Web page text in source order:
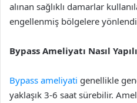
alınan sağlıklı damarlar
engellenmiş bölgelere
Bypass Ameliyatı Nasıl
Bypass ameliyati genellikle
yaklaşık 3-6 saat sürebilir.